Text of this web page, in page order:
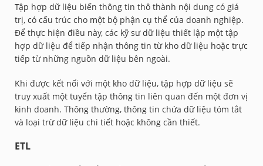
Tập hợp dữ liệu biến thông tin thô thành nội dung có giá
trị, có cấu trúc cho một bộ phận cụ thể của doanh nghiệp.
Để thực hiện điều này, các kỹ sư dữ liệu thiết lập một tập
hợp dữ liệu để tiếp nhận thông tin từ kho dữ liệu hoặc trực
tiếp từ những nguồn dữ liệu bên ngoài.
Khi được kết nối với một kho dữ liệu, tập hợp dữ liệu sẽ
truy xuất một tuyển tập thông tin liên quan đến một đơn vị
kinh doanh. Thông thường, thông tin chứa dữ liệu tóm tắt
và loại trừ dữ liệu chi tiết hoặc không cần thiết.
ETL